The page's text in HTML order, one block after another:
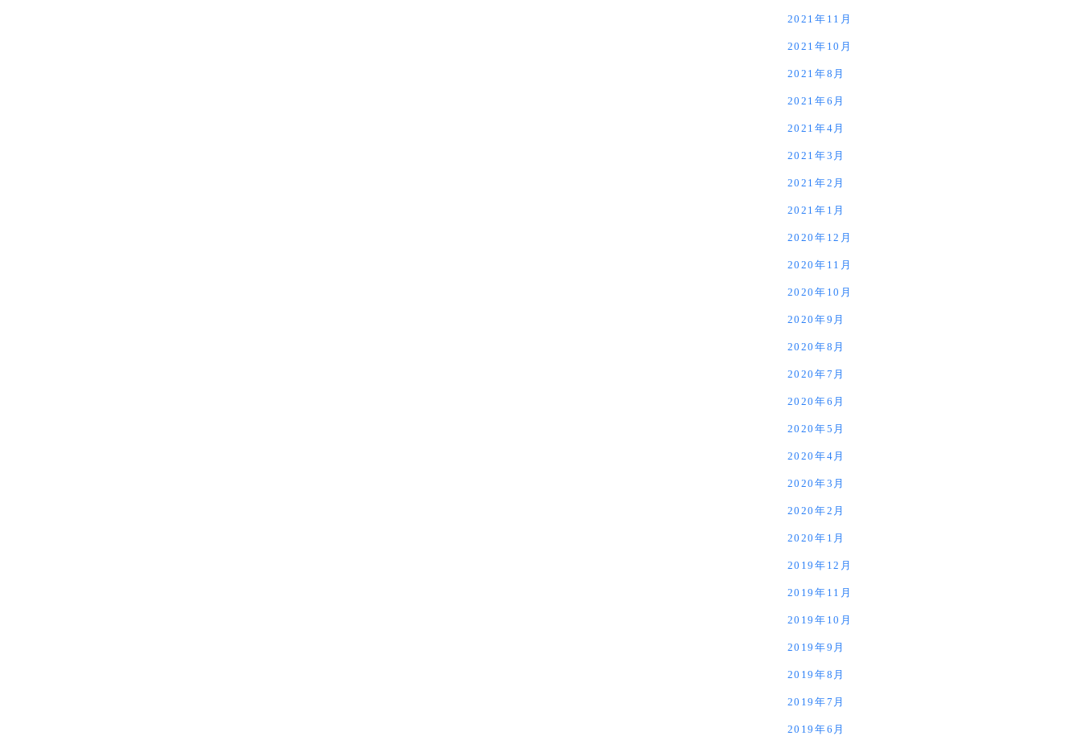
2021年11月
2021年10月
2021年8月
2021年6月
2021年4月
2021年3月
2021年2月
2021年1月
2020年12月
2020年11月
2020年10月
2020年9月
2020年8月
2020年7月
2020年6月
2020年5月
2020年4月
2020年3月
2020年2月
2020年1月
2019年12月
2019年11月
2019年10月
2019年9月
2019年8月
2019年7月
2019年6月